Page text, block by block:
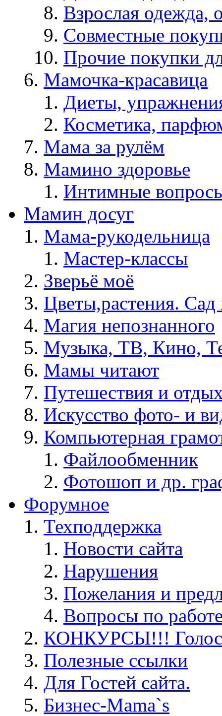
Взрослая одежда,
Совместные
Прочие покупки
Мамочка-красавица
Диеты,
Косметика,
Мама за рулём
Мамино здоровье
Интимные
Мамин досуг
Мама-рукодельница
Мастер-классы
Зверьё моё
Цветы,растения. Сад
Магия непознанного
Музыка, ТВ, Кино,
Мамы читают
Путешествия и
Искусство фото- и
Компьютерная
Файлообменник
Фотошоп и др.
Форумное
Техподдержка
Новости сайта
Нарушения
Пожелания и
Вопросы по
КОНКУРСЫ!!!
Полезные ссылки
Для Гостей сайта.
Бизнес-Mama`s